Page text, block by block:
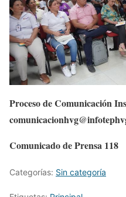
Proceso de Comunicación
Comunicado de Prensa 118
Categorías: Sin categoría